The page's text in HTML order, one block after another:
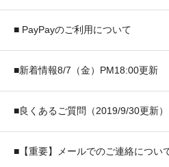
■ PayPayのご利用について
■新着情報8/7（金）PM18:00更新
■良くあるご質問（2019/9/30更新）
■【重要】メールでのご連絡につい